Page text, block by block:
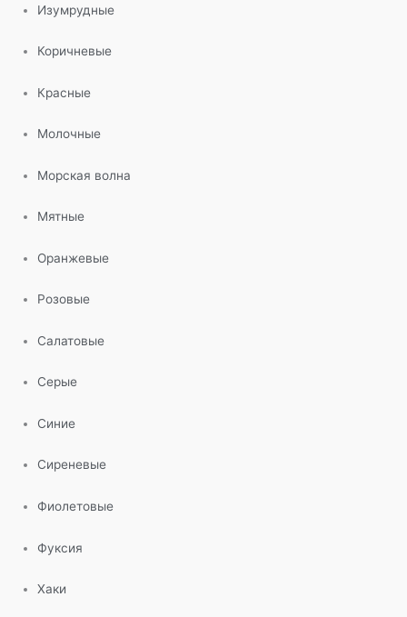
Изумрудные
Коричневые
Красные
Молочные
Морская волна
Мятные
Оранжевые
Розовые
Салатовые
Серые
Синие
Сиреневые
Фиолетовые
Фуксия
Хаки